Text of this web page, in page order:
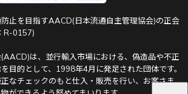
止を目指すAACD(日本流通自主管理協会)の正会
R-0157)
は、並行輸入市場における、偽造品や不正
目的として、1998年4月に発足された団体です。
なチェックのもと仕入・販売を行い、お客さま